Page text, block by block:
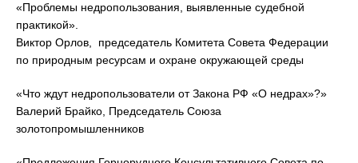
«Проблемы недропользования, выявленные судебной
практикой».
Виктор Орлов, председатель Комитета Совета Федерации
по природным ресурсам и охране окружающей среды
«Что ждут недропользователи от Закона РФ «О недрах»?»
Валерий Брайко, Председатель Союза
золотопромышленников